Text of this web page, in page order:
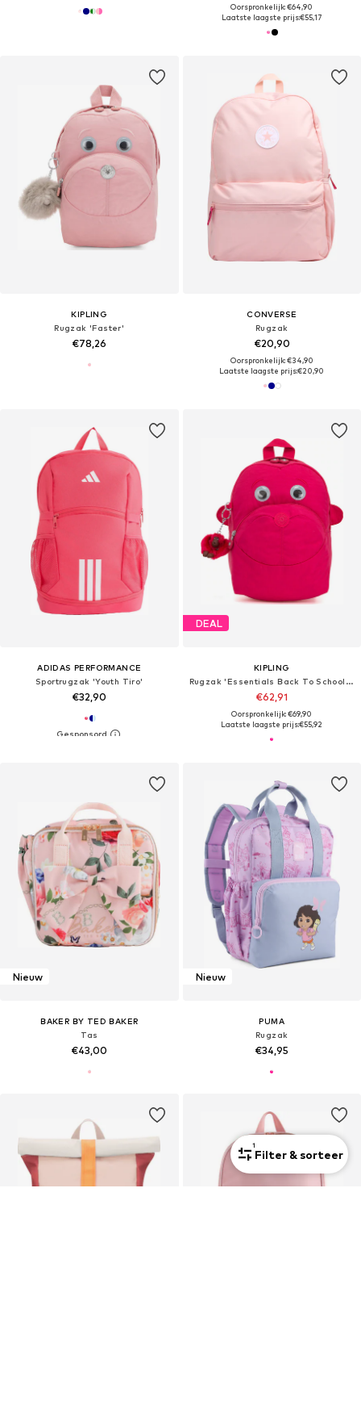
Oorspronkelijk: €64,90
Laatste laagste prijs:€55,17
KIPLING
Rugzak 'Faster'
€78,26
CONVERSE
Rugzak
€20,90
Oorspronkelijk: €34,90
Laatste laagste prijs:€20,90
ADIDAS PERFORMANCE
Sportrugzak 'Youth Tiro'
€32,90
DEAL
KIPLING
Rugzak 'Essentials Back To School Faster'
€62,91
Oorspronkelijk: €69,90
Laatste laagste prijs:€55,92
Nieuw
BAKER BY TED BAKER
Tas
€43,00
Nieuw
PUMA
Rugzak
€34,95
1
Filter & sorteer